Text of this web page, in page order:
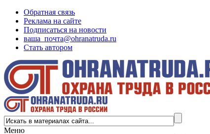
Обратная связь
Реклама на сайте
Подписаться на новости
ваша_почта@ohranatruda.ru
Стать автором
Меню